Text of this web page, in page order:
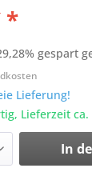
*
gespart
Lieferung!
Lieferzeit ca.
In